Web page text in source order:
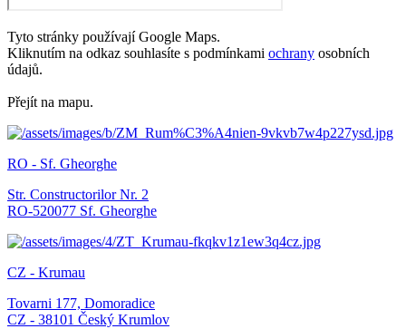
Tyto stránky používají Google Maps.
Kliknutím na odkaz souhlasíte s podmínkami ochrany osobních
údajů.
Přejít na mapu.
RO - Sf. Gheorghe
Str. Constructorilor Nr. 2
RO-520077 Sf. Gheorghe
CZ - Krumau
Tovarni 177, Domoradice
CZ - 38101 Český Krumlov